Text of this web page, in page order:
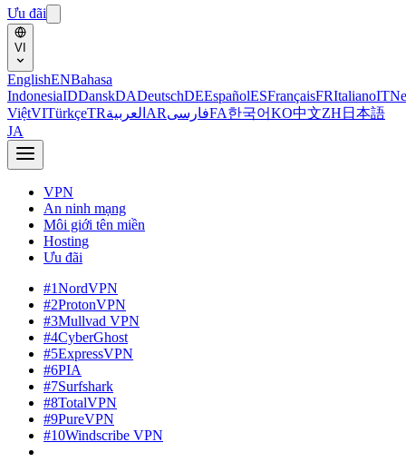
Ưu đãi
VI
EnglishENBahasa
IndonesiaIDDanskDADeutschDEEspañolESFrançaisFRItalianoIT
ViệtVITürkçeTRالعربية ARفارسیFA한국어KO中文ZH 日本語
JA
VPN
An ninh mạng
Môi giới tên miền
Hosting
Ưu đãi
#1NordVPN
#2ProtonVPN
#3Mullvad VPN
#4CyberGhost
#5ExpressVPN
#6PIA
#7Surfshark
#8TotalVPN
#9PureVPN
#10Windscribe VPN